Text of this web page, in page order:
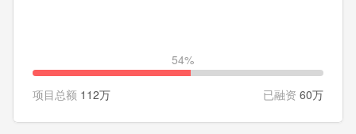
54%
项目总额 112万 已融资 60万